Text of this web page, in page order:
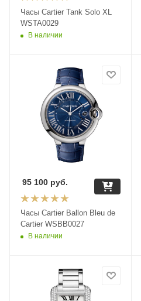
Часы Cartier Tank Solo XL
WSTA0029
В наличии
Часы Cartier Ballon Bleu de
Cartier WSBB0027
В наличии
95 100 руб.